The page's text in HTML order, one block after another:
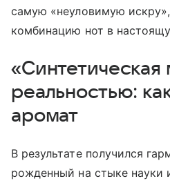
самую «неуловимую
комбинацию нот в
«Синтетическая
реальностью:
аромат
В результате получился
рожденный на стыке науки